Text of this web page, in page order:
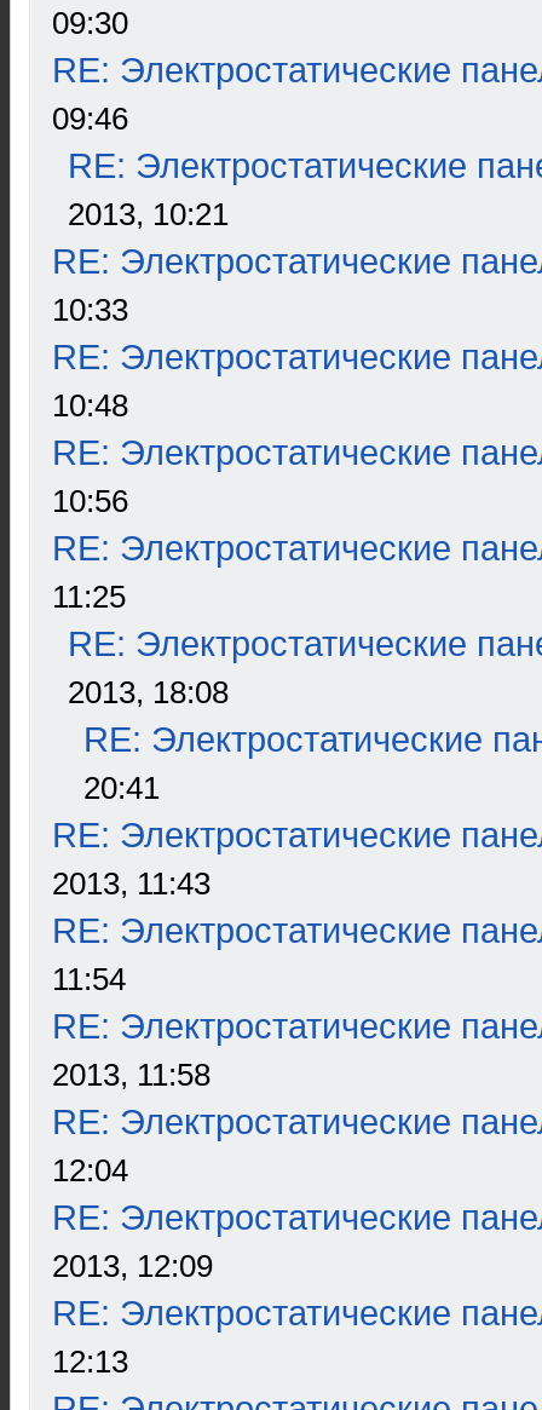
09:30
RE: Электростатические
09:46
RE: Электростатические
2013, 10:21
RE: Электростатические
10:33
RE: Электростатические
10:48
RE: Электростатические
10:56
RE: Электростатические
11:25
RE: Электростатические
2013, 18:08
RE: Электростатические
20:41
RE: Электростатические
2013, 11:43
RE: Электростатические
11:54
RE: Электростатические
2013, 11:58
RE: Электростатические
12:04
RE: Электростатические
2013, 12:09
RE: Электростатические
12:13